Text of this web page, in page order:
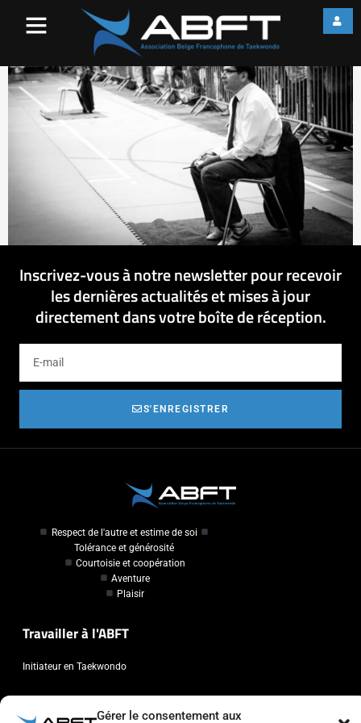
Gérer le consentement aux
Inscrivez-vous à notre newsletter pour recevoir
les dernières actualités et mises à jour
directement dans votre boîte de réception.
S'ENREGISTRER
Respect de l'autre et estime de soi
Tolérance et générosité
Courtoisie et coopération
Aventure
Plaisir
Travailler à l'ABFT
Initiateur en Taekwondo